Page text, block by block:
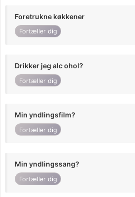
Foretrukne køkkener
Fortæller dig
Drikker jeg alc ohol?
Fortæller dig
Min yndlingsfilm?
Fortæller dig
Min yndlingssang?
Fortæller dig